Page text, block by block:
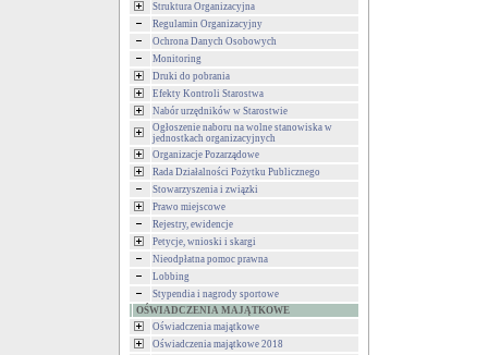
Struktura Organizacyjna
Regulamin Organizacyjny
Ochrona Danych Osobowych
Monitoring
Druki do pobrania
Efekty Kontroli Starostwa
Nabór urzędników w Starostwie
Ogłoszenie naboru na wolne stanowiska w
jednostkach organizacyjnych
Organizacje Pozarządowe
Rada Działalności Pożytku Publicznego
Stowarzyszenia i związki
Prawo miejscowe
Rejestry, ewidencje
Petycje, wnioski i skargi
Nieodpłatna pomoc prawna
Lobbing
Stypendia i nagrody sportowe
OŚWIADCZENIA MAJĄTKOWE
Oświadczenia majątkowe
Oświadczenia majątkowe 2018